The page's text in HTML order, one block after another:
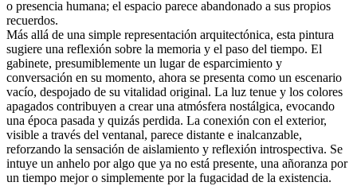
o presencia humana; el espacio parece abandonado a sus propios
recuerdos.
Más allá de una simple representación arquitectónica, esta pintura
sugiere una reflexión sobre la memoria y el paso del tiempo. El
gabinete, presumiblemente un lugar de esparcimiento y
conversación en su momento, ahora se presenta como un escenario
vacío, despojado de su vitalidad original. La luz tenue y los colores
apagados contribuyen a crear una atmósfera nostálgica, evocando
una época pasada y quizás perdida. La conexión con el exterior,
visible a través del ventanal, parece distante e inalcanzable,
reforzando la sensación de aislamiento y reflexión introspectiva. Se
intuye un anhelo por algo que ya no está presente, una añoranza por
un tiempo mejor o simplemente por la fugacidad de la existencia.